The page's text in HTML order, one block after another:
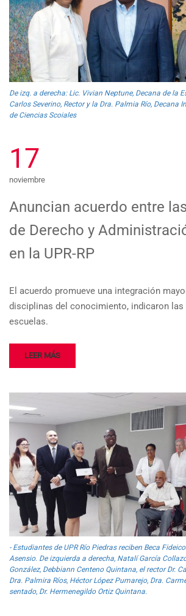
De izq. a derecha: Lic. Vivian Neptune, Decana de la
Carlos Severino, Rector y la Dra. Palmia Río, Decana
de Ciencias Scoiales
17
noviembre
Anuncian acuerdo entre
de Derecho y
en la UPR-RP
El acuerdo promueve una integración
disciplinas del conocimiento, indicaron las
escuelas.
LEER MÁS
- Estudiantes de UPR Río Piedras reciben Beca
Asensio. De izquierda a derecha, Natalí García
González, Debbiann Centeno Quintana, el rector Dr.
Dra. Palmira Ríos, Héctor López Pumarejo, Dra.
sentado, Dr. Hermenegildo Ortiz Quintana.